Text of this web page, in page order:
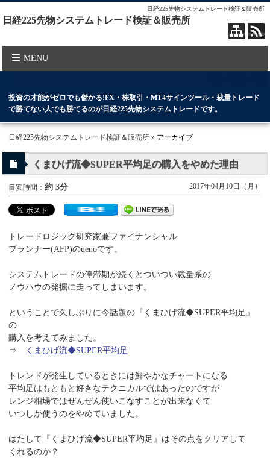
日経225先物システムトレード検証＆販売所
日経225先物システムトレード検証＆販売所
MENU
投資の才能がゼロでも儲かる!FX・株取引・MT4サインツール・裁量トレード
で勝てない人でも勝てるのが日経225先物システムトレードです。
日経225先物システムトレード検証＆販売所 » アーカイブ
くまひげ流◆SUPER平均足の購入をやめた理由
目安時間：約 3分 2017年04月10日（月）
トレードロジック研究家兼ファイナンシャル
プランナー(AFP)のuenoです。
システムトレードの停滞期が続くとついつい裁量系の
ノウハウの発掘に走ってしまいます。
ということで久しぶりに今話題の『くまひげ流◆SUPER平均足』
の
購入を考えてみました。
⇒
くまひげ流◆SUPER平均足
トレンドが発生しているときには鮮やかなチャートになる
平均足はもともと好きなテクニカルではあったのですが
レンジ相場ではぜんぜん使いこなすことが出来なくて
いつしか使うのをやめていました。
はたして『くまひげ流◆SUPER平均足』はその点をクリアして
くれるのか？